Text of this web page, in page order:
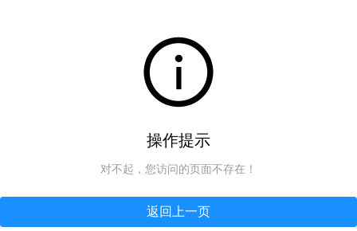
操作提示
对不起，您访问的页面不存在！
返回上一页